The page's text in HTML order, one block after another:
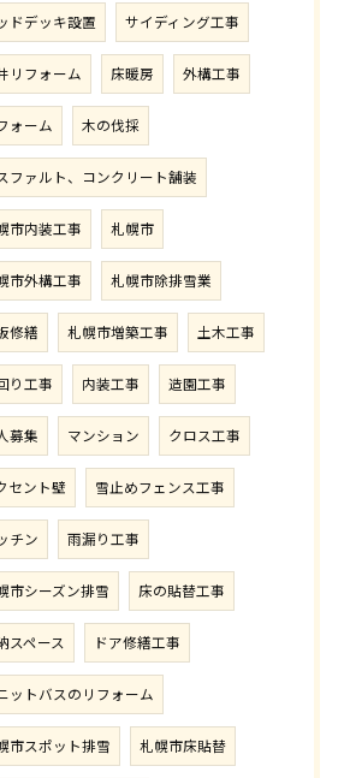
ドデッキ設置 サイディング工事
リフォーム 床暖房 外構工事
ォーム 木の伐採
ファルト、コンクリート舗装
市内装工事 札幌市
市外構工事 札幌市除排雪業
修繕 札幌市増築工事 土木工事
り工事 内装工事 造園工事
募集 マンション クロス工事
セント壁 雪止めフェンス工事
チン 雨漏り工事
市シーズン排雪 床の貼替工事
スペース ドア修繕工事
ットバスのリフォーム
市スポット排雪 札幌市床貼替